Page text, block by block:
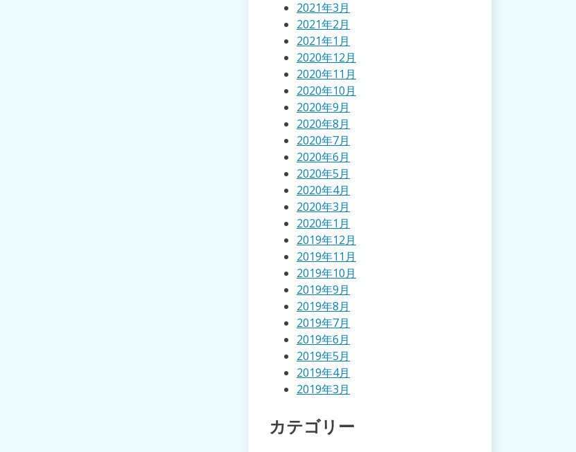
2021年3月
2021年2月
2021年1月
2020年12月
2020年11月
2020年10月
2020年9月
2020年8月
2020年7月
2020年6月
2020年5月
2020年4月
2020年3月
2020年1月
2019年12月
2019年11月
2019年10月
2019年9月
2019年8月
2019年7月
2019年6月
2019年5月
2019年4月
2019年3月
カテゴリー